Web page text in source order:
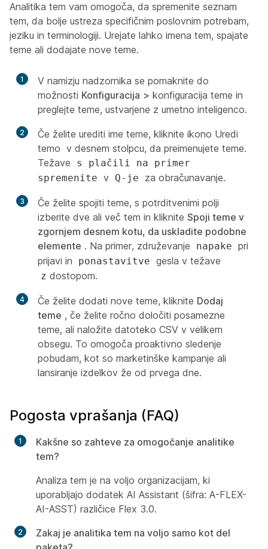
Analitika tem vam omogoča, da spremenite seznam
tem, da bolje ustreza specifičnim poslovnim potrebam,
jeziku in terminologiji. Urejate lahko imena tem, spajate
teme ali dodajate nove teme.
1
V namizju nadzornika se pomaknite do
možnosti Konfiguracija > konfiguracija teme in
preglejte teme, ustvarjene z umetno inteligenco.
2
Če želite urediti ime teme, kliknite ikono Uredi
temo v desnem stolpcu, da preimenujete teme.
Težave
s plačili na primer
spremenite v Q-je za obračunavanje.
3
Če želite spojiti teme, s potrditvenimi polji
izberite dve ali več tem in kliknite Spoji teme v
zgornjem desnem kotu, da uskladite podobne
elemente . Na primer, združevanje napake pri
prijavi in
ponastavitve gesla v težave
z dostopom.
4 Če želite dodati nove teme, kliknite Dodaj
teme , če želite ročno določiti posamezne
teme, ali naložite datoteko CSV v velikem
obsegu. To omogoča proaktivno sledenje
pobudam, kot so marketinške kampanje ali
lansiranje izdelkov že od prvega dne.
Pogosta vprašanja (FAQ)
Kakšne so zahteve za omogočanje analitike
tem?
Analiza tem je na voljo organizacijam, ki
uporabljajo dodatek AI Assistant (šifra: A-FLEX-
AI-ASST) različice Flex 3.0.
Zakaj je analitika tem na voljo samo kot del